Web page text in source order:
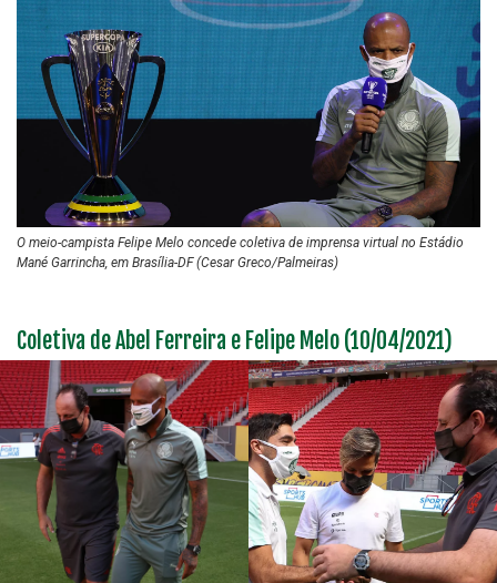
O meio-campista Felipe Melo concede coletiva de imprensa virtual no Estádio
Mané Garrincha, em Brasília-DF (Cesar Greco/Palmeiras)
Coletiva de Abel Ferreira e Felipe Melo (10/04/2021)